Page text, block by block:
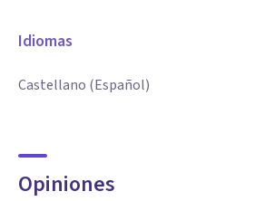
Idiomas
Castellano (Español)
Opiniones